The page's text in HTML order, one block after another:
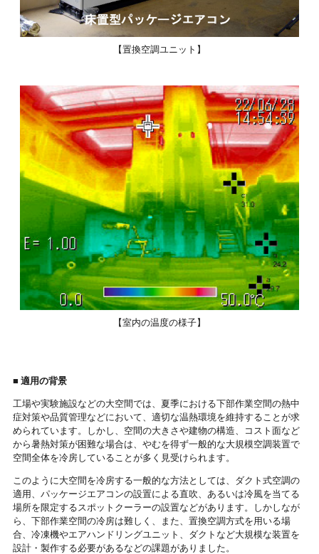
【置換空調ユニット】
【室内の温度の様子】
■ 適用の背景
工場や実験施設などの大空間では、夏季における下部作業空間の熱中
症対策や品質管理などにおいて、適切な温熱環境を維持することが求
められています。しかし、空間の大きさや建物の構造、コスト面など
から暑熱対策が困難な場合は、やむを得ず一般的な大規模空調装置で
空間全体を冷房していることが多く見受けられます。
このように大空間を冷房する一般的な方法としては、ダクト式空調の
適用、パッケージエアコンの設置による直吹、あるいは冷風を当てる
場所を限定するスポットクーラーの設置などがあります。しかしなが
ら、下部作業空間の冷房は難しく、また、置換空調方式を用いる場
合、冷凍機やエアハンドリングユニット、ダクトなど大規模な装置を
設計・製作する必要があるなどの課題がありました。